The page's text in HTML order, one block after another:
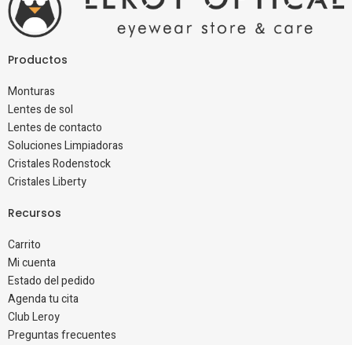
Productos
Monturas
Lentes de sol
Lentes de contacto
Soluciones Limpiadoras
Cristales Rodenstock
Cristales Liberty
Recursos
Carrito
Mi cuenta
Estado del pedido
Agenda tu cita
Club Leroy
Preguntas frecuentes